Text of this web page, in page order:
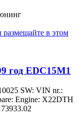
размещайте в этом
год EDC15M1
SW: VIN nr.:
Engine: X22DTH